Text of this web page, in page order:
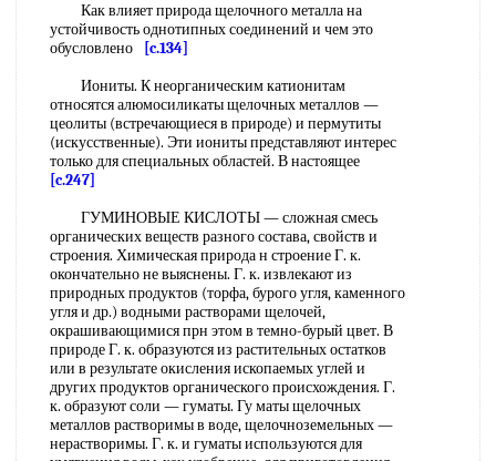
Как влияет природа щелочного металла на
устойчивость однотипных соединений и чем это
обусловлено
[c.134]
Иониты. К неорганическим катионитам
относятся алюмосиликаты щелочных металлов —
цеолиты (встречающиеся в природе) и пермутиты
(искусственные). Эти иониты представляют интерес
только для специальных областей. В настоящее
[c.247]
ГУМИНОВЫЕ КИСЛОТЫ — сложная смесь
органических веществ разного состава, свойств и
строения. Химическая природа н строение Г. к.
окончательно не выяснены. Г. к. извлекают из
природных продуктов (торфа, бурого угля, каменного
угля и др.) водными растворами щелочей,
окрашивающимися прн этом в темно-бурый цвет. В
природе Г. к. образуются из растительных остатков
или в результате окисления ископаемых углей и
других продуктов органического происхождения. Г.
к. образуют соли — гуматы. Гу маты щелочных
металлов растворимы в воде, щелочноземельных —
нерастворимы. Г. к. и гуматы используются для